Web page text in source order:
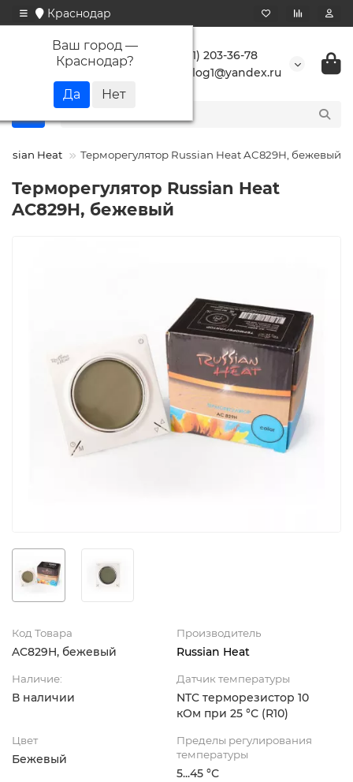
Краснодар
Ваш город —
Краснодар?
+7 (861) 203-36-78
buranlog1@yandex.ru
Heat Терморегулятор Russian Heat AC829H, бежевый
Терморегулятор Russian Heat
AC829H, бежевый
Код Товара
AC829H, бежевый
Производитель
Russian Heat
Наличие:
В наличии
Датчик температуры
NTC терморезистор 10
кОм при 25 °С (R10)
Цвет
Бежевый
Пределы регулирования
температуры
5...45 °С